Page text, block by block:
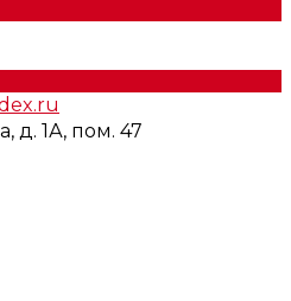
д. 1А, пом. 47